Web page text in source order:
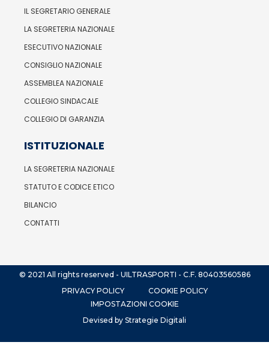
IL SEGRETARIO GENERALE
LA SEGRETERIA NAZIONALE
ESECUTIVO NAZIONALE
CONSIGLIO NAZIONALE
ASSEMBLEA NAZIONALE
COLLEGIO SINDACALE
COLLEGIO DI GARANZIA
ISTITUZIONALE
LA SEGRETERIA NAZIONALE
STATUTO E CODICE ETICO
BILANCIO
CONTATTI
© 2021 All rights reserved - UILTRASPORTI - C.F. 80403560586
PRIVACY POLICY
COOKIE POLICY
IMPOSTAZIONI COOKIE
Devised by Strategie Digitali